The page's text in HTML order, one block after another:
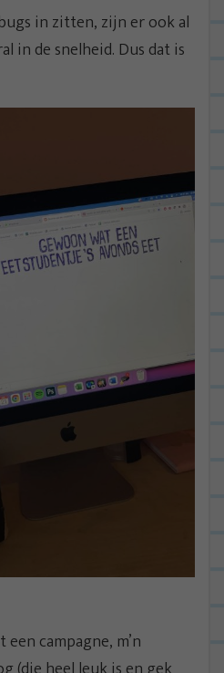
in zitten, zijn er ook al
in de snelheid. Dus dat is
campagne, m’n